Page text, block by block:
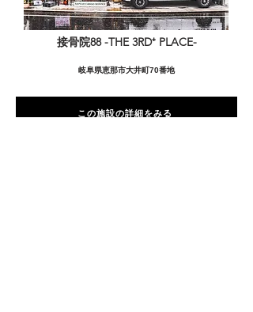
接骨院88 -THE 3RD⁺ PLACE-
岐阜県恵那市大井町70番地
この施設の詳細をみる